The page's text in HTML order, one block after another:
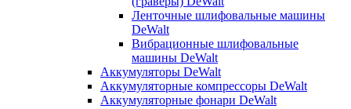
Ленточные шлифовальные машины
DeWalt
Вибрационные шлифовальные
машины DeWalt
Аккумуляторы DeWalt
Аккумуляторные компрессоры DeWalt
Аккумуляторные фонари DeWalt